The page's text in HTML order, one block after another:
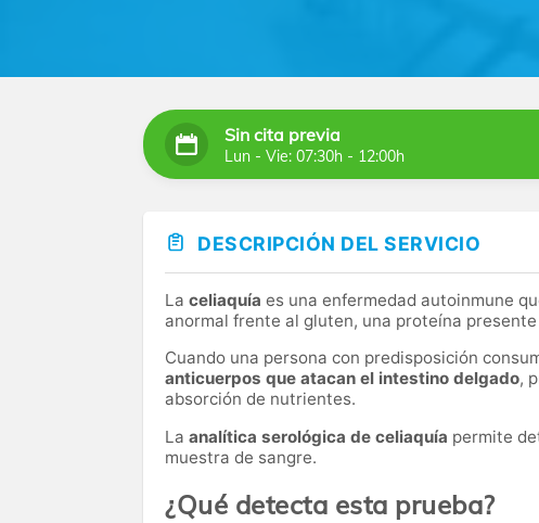
Sin cita previa
Lun - Vie: 07:30h - 12:00h
DESCRIPCIÓN DEL SERVICIO
La celiaquía es una enfermedad autoinmune
anormal frente al gluten, una proteína
Cuando una persona con predisposición
anticuerpos que atacan el intestino delgado,
absorción de nutrientes.
La analítica serológica de celiaquía permite
muestra de sangre.
¿Qué detecta esta prueba?